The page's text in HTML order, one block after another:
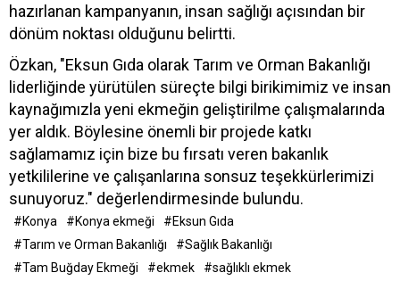
hazırlanan kampanyanın, insan sağlığı açısından bir
dönüm noktası olduğunu belirtti.
Özkan, "Eksun Gıda olarak Tarım ve Orman Bakanlığı
liderliğinde yürütülen süreçte bilgi birikimimiz ve insan
kaynağımızla yeni ekmeğin geliştirilme çalışmalarında
yer aldık. Böylesine önemli bir projede katkı
sağlamamız için bize bu fırsatı veren bakanlık
yetkililerine ve çalışanlarına sonsuz teşekkürlerimizi
sunuyoruz." değerlendirmesinde bulundu.
#Konya #Konya ekmeği
#Eksun Gıda
#Tarım ve Orman Bakanlığı
#Sağlık Bakanlığı
#Tam Buğday Ekmeği
#ekmek
#sağlıklı ekmek